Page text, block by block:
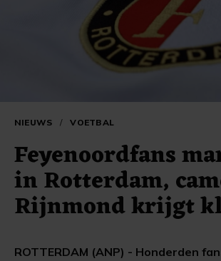
NIEUWS / VOETBAL
Feyenoordfans
in Rotterdam,
Rijnmond krijgt
ROTTERDAM (ANP) - Honderden